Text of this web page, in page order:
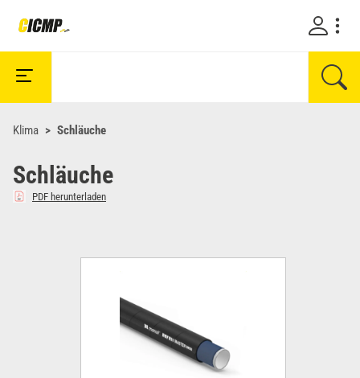
Klima Schläuche
Schläuche
PDF herunterladen